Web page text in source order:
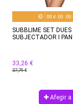
00 d. 00 :00 :
SUBBLIME SET DUES
SUBJECTADOR I
33,26 €
37,79 €
Afegir